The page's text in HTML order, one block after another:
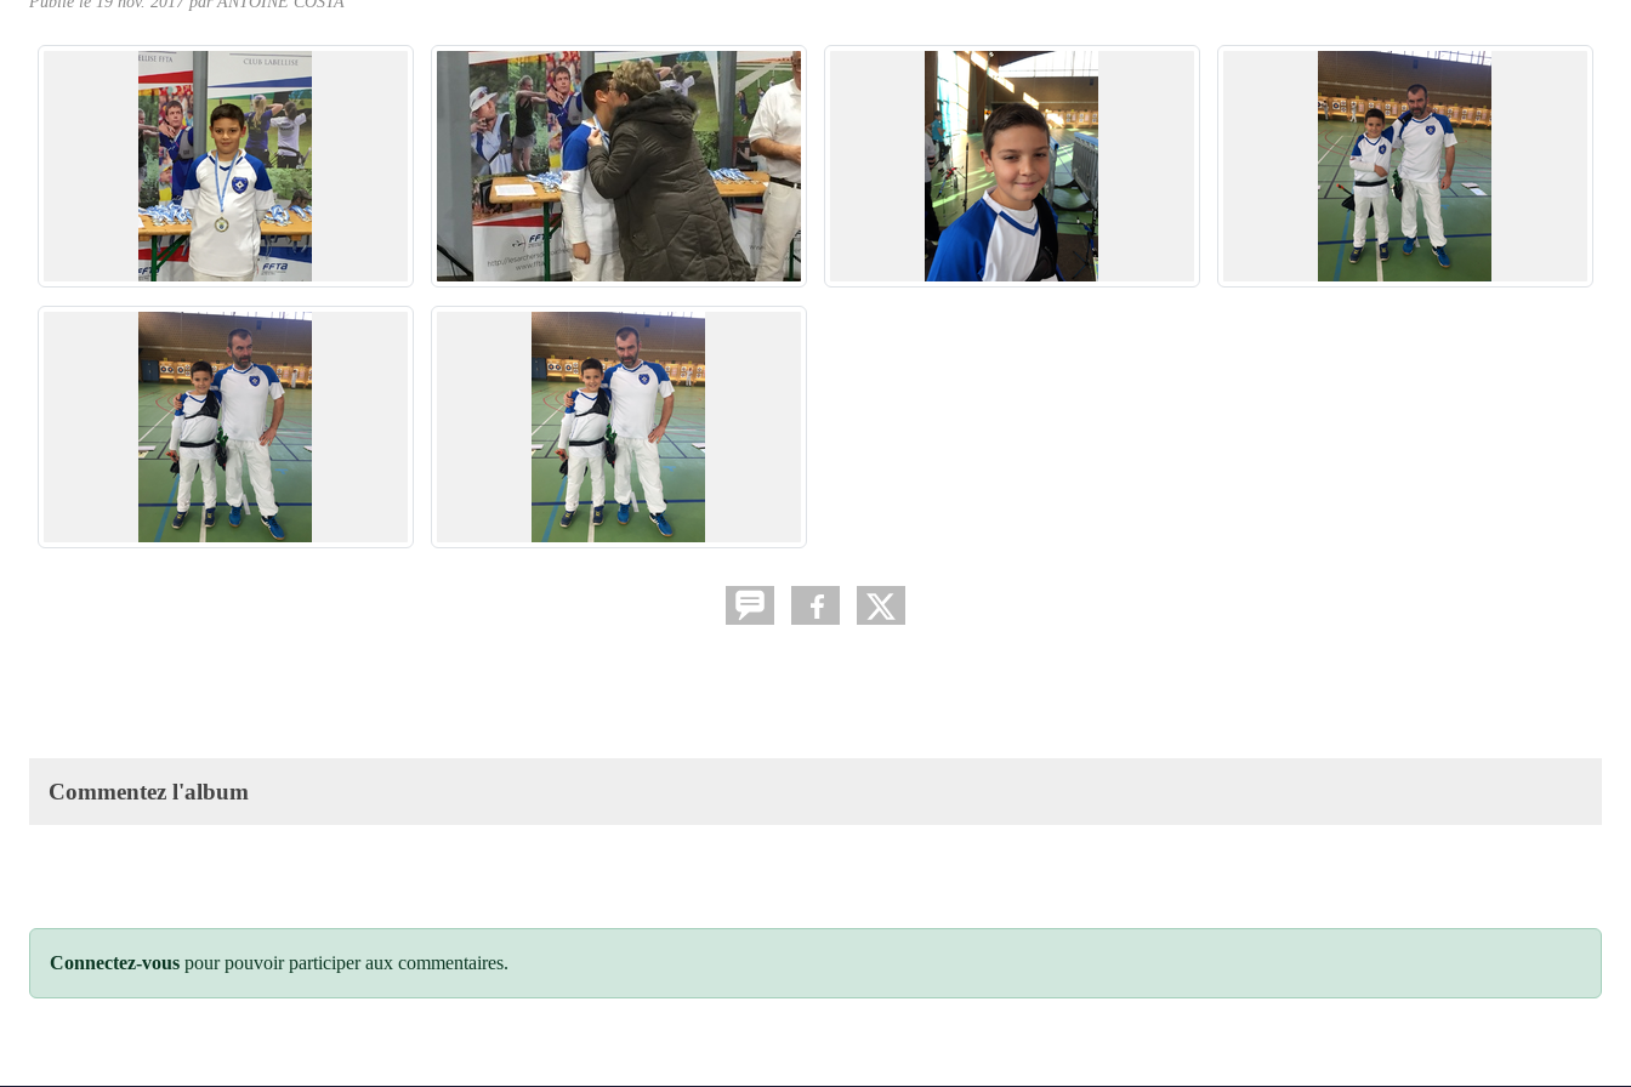
Commentez l'album
Connectez-vous pour pouvoir participer aux commentaires.